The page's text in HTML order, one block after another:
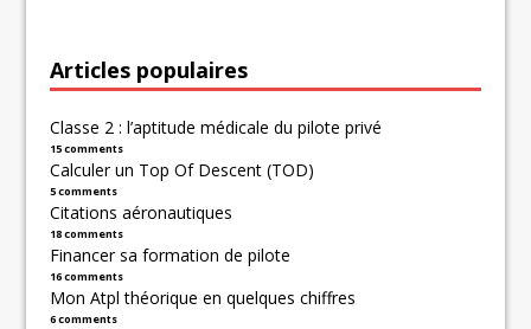
Articles populaires
Classe 2 : l’aptitude médicale du pilote privé
15 comments
Calculer un Top Of Descent (TOD)
5 comments
Citations aéronautiques
18 comments
Financer sa formation de pilote
16 comments
Mon Atpl théorique en quelques chiffres
6 comments